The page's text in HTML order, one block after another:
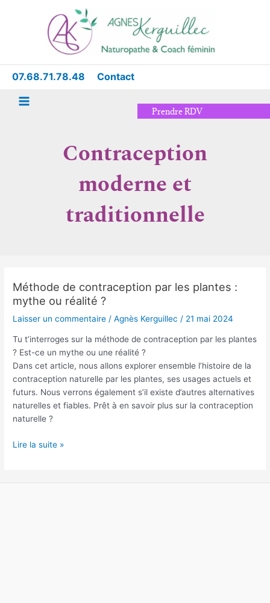
07.68.71.78.48 Contact
Menu
Prendre RDV
Contraception
moderne et
traditionnelle
Méthode de contraception par les plantes :
mythe ou réalité ?
Laisser un commentaire /Agnès Kerguillec / 21 mai 2024
Tu t’interroges sur la méthode de contraception par les plantes
? Est-ce un mythe ou une réalité ?
Dans cet article, nous allons explorer ensemble l’histoire de la
contraception naturelle par les plantes, ses usages actuels et
futurs. Nous verrons également s’il existe d’autres alternatives
naturelles et fiables. Prêt à en savoir plus sur la contraception
naturelle ?
Méthode
de
les
plantes
:
mythe
ou
réalité
?
Lire la suite »